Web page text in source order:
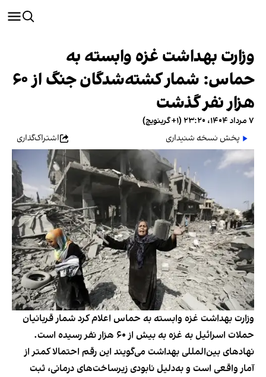
وزارت بهداشت غزه وابسته به
حماس: شمار کشته‌شدگان جنگ از ۶۰
هزار نفر گذشت
۷ مرداد ۱۴۰۴، ۲۳:۲۰ (‎+۱ گرینویچ)
پخش نسخه شنیداری
اشتراک‌گذاری
وزارت بهداشت غزه وابسته به حماس اعلام کرد شمار قربانیان
حملات اسرائیل به غزه به بیش از ۶۰ هزار نفر رسیده است.
نهادهای بین‌المللی بهداشت می‌گویند این رقم احتمالا کمتر از
آمار واقعی است و به‌دلیل نابودی زیرساخت‌های درمانی، ثبت